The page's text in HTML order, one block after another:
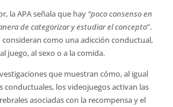
la APA señala que hay “poco consenso en
de categorizar y estudiar el concepto”.
como una adicción conductual,
juego, al sexo o a la comida.
que muestran cómo, al igual
conductuales, los videojuegos activan las
asociadas con la recompensa y el